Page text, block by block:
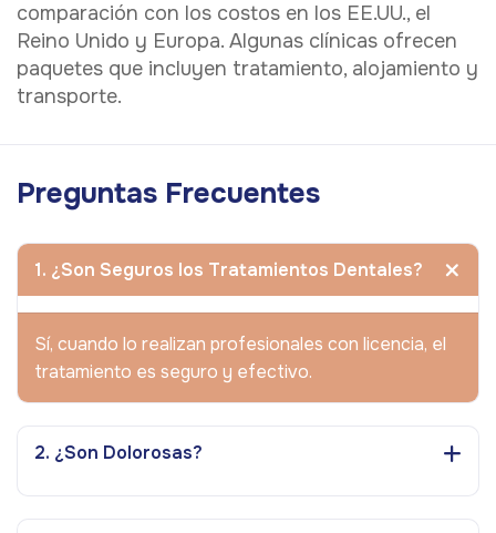
comparación con los costos en los EE.UU., el
Reino Unido y Europa. Algunas clínicas ofrecen
paquetes que incluyen tratamiento, alojamiento y
transporte.
Preguntas Frecuentes
1. ¿Son Seguros los Tratamientos Dentales?
Sí, cuando lo realizan profesionales con licencia, el
tratamiento es seguro y efectivo.
2. ¿Son Dolorosas?